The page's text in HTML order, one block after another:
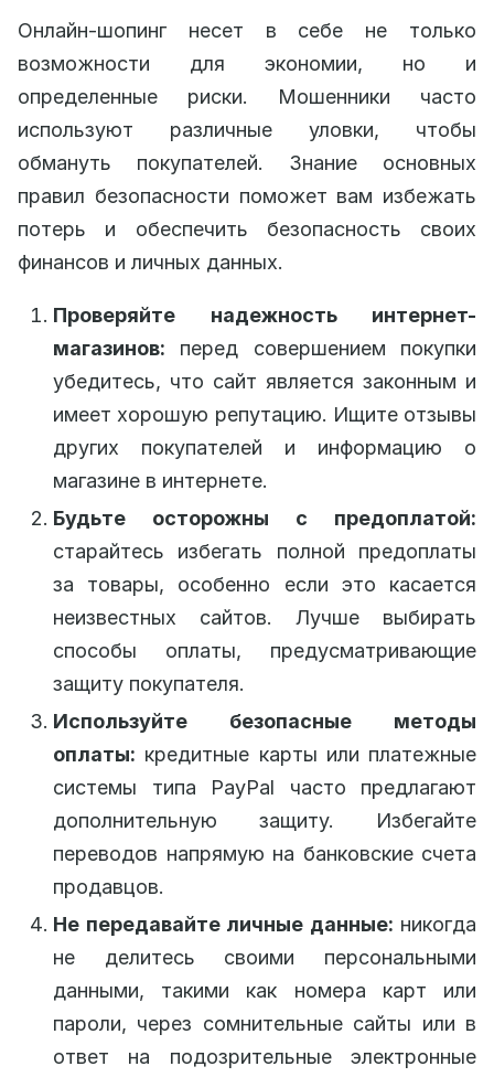
Онлайн-шопинг несет в себе не только
возможности для экономии, но и
определенные риски. Мошенники часто
используют различные уловки, чтобы
обмануть покупателей. Знание основных
правил безопасности поможет вам избежать
потерь и обеспечить безопасность своих
финансов и личных данных.
Проверяйте надежность интернет-
магазинов: перед совершением покупки
убедитесь, что сайт является законным и
имеет хорошую репутацию. Ищите отзывы
других покупателей и информацию о
магазине в интернете.
Будьте осторожны с предоплатой:
старайтесь избегать полной предоплаты
за товары, особенно если это касается
неизвестных сайтов. Лучше выбирать
способы оплаты, предусматривающие
защиту покупателя.
Используйте безопасные методы
оплаты: кредитные карты или платежные
системы типа PayPal часто предлагают
дополнительную защиту. Избегайте
переводов напрямую на банковские счета
продавцов.
Не передавайте личные данные: никогда
не делитесь своими персональными
данными, такими как номера карт или
пароли, через сомнительные сайты или в
ответ на подозрительные электронные